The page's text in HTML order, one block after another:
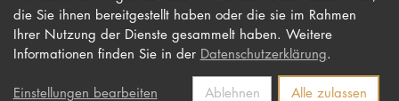
Datenschutz
Kontakt
Barrierefreiheit
die Sie ihnen bereitgestellt haben oder die sie im Rahmen
Ihrer Nutzung der Dienste gesammelt haben. Weitere
Informationen finden Sie in der Datenschutzerklärung.
Einstellungen bearbeiten Ablehnen Alle zulassen